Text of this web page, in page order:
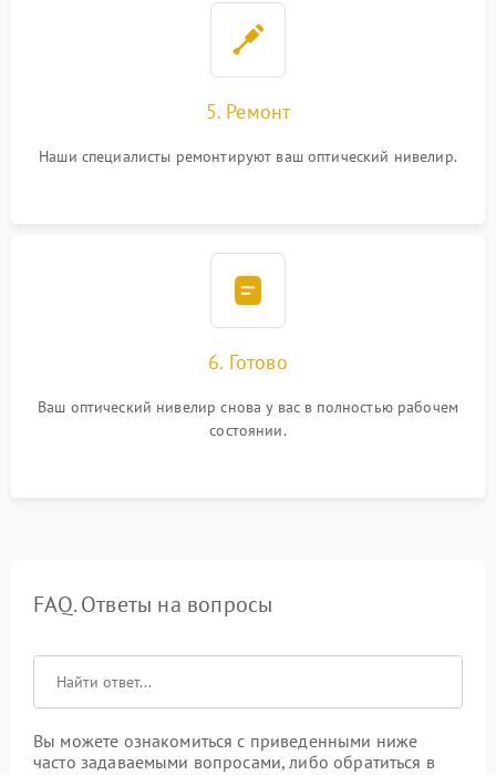
5. Ремонт
Наши специалисты ремонтируют ваш оптический нивелир.
6. Готово
Ваш оптический нивелир снова у вас в полностью рабочем
состоянии.
FAQ. Ответы на вопросы
Вы можете ознакомиться с приведенными ниже
часто задаваемыми вопросами, либо обратиться в